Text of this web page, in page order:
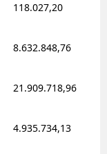
118.027,20
8.632.848,76
21.909.718,96
4.935.734,13